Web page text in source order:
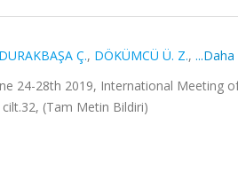
Ç., DÖKÜMCÜ Ü. Z., ...Daha
24-28th 2019, International Meeting
(Tam Metin Bildiri)